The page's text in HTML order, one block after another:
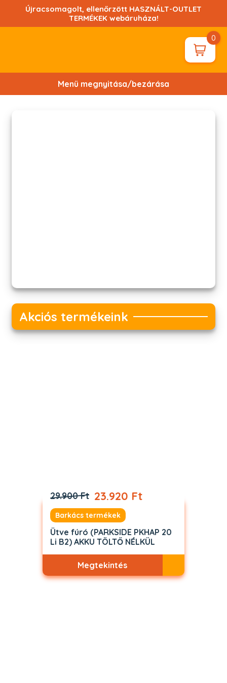
tartalomhoz!
Újracsomagolt, ellenőrzött HASZNÁLT-OUTLET
TERMÉKEK webáruháza!
0
Menü megnyitása/bezárása
Akciós termékeink
29.900 Ft 23.920 Ft
Barkács termékek
Ütve fúró (PARKSIDE PKHAP 20
Li B2) AKKU TÖLTŐ NÉLKÜL
Megtekintés